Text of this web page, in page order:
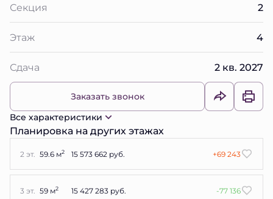
Секция 2
Этаж 4
Сдача 2 кв. 2027
Заказать звонок
Все характеристики
Планировка на других этажах
2 эт. 59.6 м2 15 573 662 руб. +69 243
3 эт. 59 м2 15 427 283 руб. -77 136